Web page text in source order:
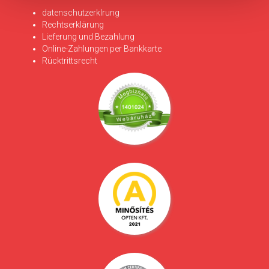
datenschutzerklrung
Rechtserklärung
Lieferung und Bezahlung
Online-Zahlungen per Bankkarte
Rücktrittsrecht